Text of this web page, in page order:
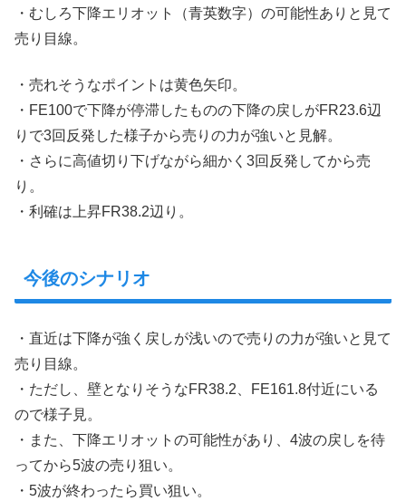
・むしろ下降エリオット（青英数字）の可能性ありと見て
売り目線。
・売れそうなポイントは黄色矢印。
・FE100で下降が停滞したものの下降の戻しがFR23.6辺
りで3回反発した様子から売りの力が強いと見解。
・さらに高値切り下げながら細かく3回反発してから売
り。
・利確は上昇FR38.2辺り。
今後のシナリオ
・直近は下降が強く戻しが浅いので売りの力が強いと見て
売り目線。
・ただし、壁となりそうなFR38.2、FE161.8付近にいる
ので様子見。
・また、下降エリオットの可能性があり、4波の戻しを待
ってから5波の売り狙い。
・5波が終わったら買い狙い。